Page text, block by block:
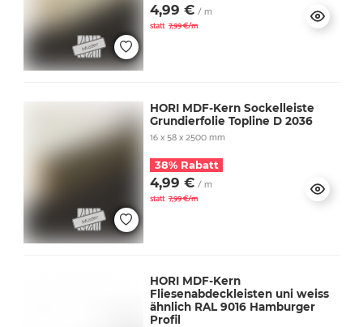
4,99 € / m
statt 7,99 €/m
HORI MDF-Kern Sockelleiste
Grundierfolie Topline D 2036
16 x 58 x 2500 mm
38% Rabatt
4,99 € / m
statt 7,99 €/m
HORI MDF-Kern
Fliesenabdeckleisten uni weiss
ähnlich RAL 9016 Hamburger
Profil